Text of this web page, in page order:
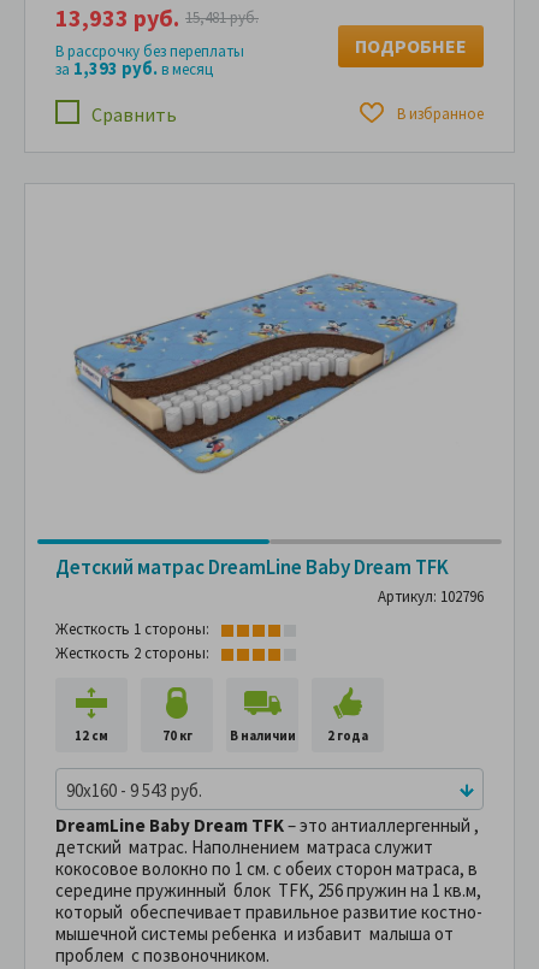
Сравнить В избранное
13,933 руб. 15,481 руб.
В рассрочку без переплаты
за 1,393 руб.в месяц
ПОДРОБНЕЕ
Детский матрас DreamLine Baby Dream TFK
Артикул: 102796
Жесткость 1 стороны:
Жесткость 2 стороны:
12 см 70 кг В наличии 2 года
90x160 - 9 543 руб.
DreamLine Вaby Dream TFK– это антиаллергенный ,
детский матрас. Наполнением матраса служит
кокосовое волокно по 1 см. с обеих сторон матраса, в
середине пружинный блок TFK, 256 пружин на 1 кв.м,
который обеспечивает правильное развитие костно-
мышечной системы ребенка и избавит малыша от
проблем с позвоночником.